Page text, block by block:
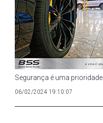
Segurança é uma prioridade
06/02/2024 19:10:07